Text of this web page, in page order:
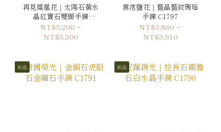
再見鳳凰花｜太陽石黃水
晶紅寶石雙圈手鍊
C1798
NT$5,200 ~
NT$5,300
雲落鹽花｜藍晶藍紋瑪瑙
手鍊 C1797
NT$3,860 ~
NT$3,910
新品 新品